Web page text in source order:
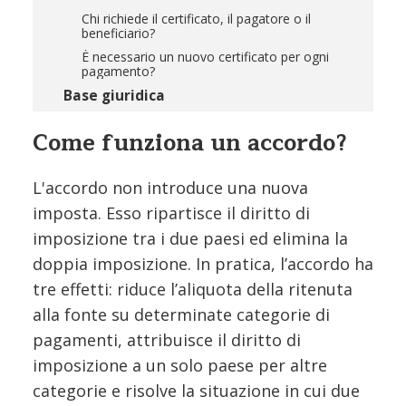
Chi richiede il certificato, il pagatore o il
beneficiario?
È necessario un nuovo certificato per ogni
pagamento?
Base giuridica
Come funziona un accordo?
L'accordo non introduce una nuova
imposta. Esso ripartisce il diritto di
imposizione tra i due paesi ed elimina la
doppia imposizione. In pratica, l’accordo ha
tre effetti: riduce l’aliquota della ritenuta
alla fonte su determinate categorie di
pagamenti, attribuisce il diritto di
imposizione a un solo paese per altre
categorie e risolve la situazione in cui due